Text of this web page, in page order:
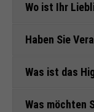
Wo ist Ihr
Haben Sie
Was ist das
Was möchten